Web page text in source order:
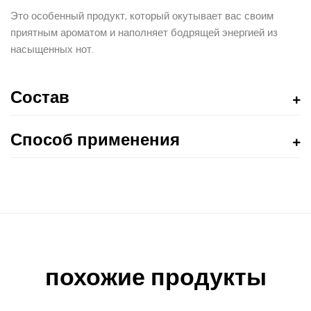
Это особенный продукт, который окутывает вас своим
приятным ароматом и наполняет бодрящей энергией из
насыщенных нот.
Состав
Способ применения
похожие продукты